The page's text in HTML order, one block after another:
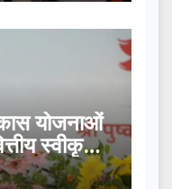
योजनाओं
स्वीकृति